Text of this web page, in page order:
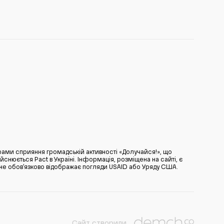
сприяння громадській активності «Долучайся!», що
Pact в Україні. Інформація, розміщена на сайті, є
обов’язково відображає погляди USAID або Уряду США.